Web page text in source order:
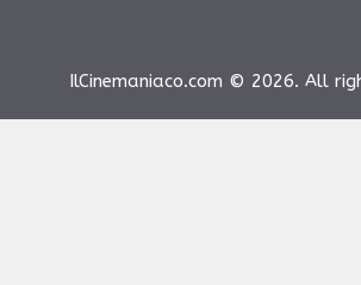
IlCinemaniaco.com © 2026. All